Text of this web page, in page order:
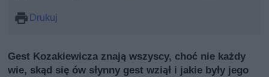
Drukuj
Gest Kozakiewicza znają wszyscy, choć nie każdy
wie, skąd się ów słynny gest wziął i jakie były jego